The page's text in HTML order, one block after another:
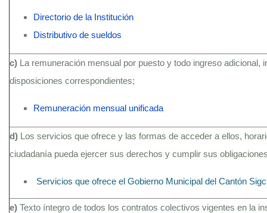
Directorio de la Institución
Distributivo de sueldos
c) La remuneración mensual por puesto y todo ingreso
disposiciones correspondientes;
Remuneración mensual unificada
d) Los servicios que ofrece y las formas de acceder a ellos,
ciudadanía pueda ejercer sus derechos y cumplir sus
Servicios que ofrece el Gobierno Municipal del Cantón
e) Texto íntegro de todos los contratos colectivos vigentes en la